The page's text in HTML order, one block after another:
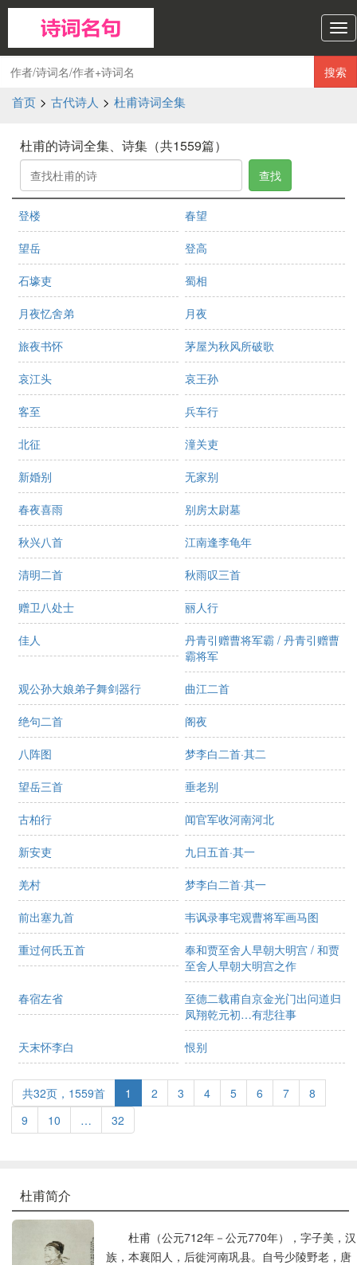
诗
词
名
句
搜索
首页 > 古代诗人 > 杜甫诗词全集
杜甫的诗词全集、诗集（共1559篇）
查找
登楼 春望
望岳 登高
石壕吏 蜀相
月夜忆舍弟 月夜
旅夜书怀 茅屋为秋风所破歌
哀江头 哀王孙
客至 兵车行
北征 潼关吏
新婚别 无家别
春夜喜雨 别房太尉墓
秋兴八首 江南逢李龟年
清明二首 秋雨叹三首
赠卫八处士 丽人行
佳人
丹青引赠曹将军霸 / 丹青引赠曹
霸将军
观公孙大娘弟子舞剑器行 曲江二首
绝句二首 阁夜
八阵图 梦李白二首·其二
望岳三首 垂老别
古柏行 闻官军收河南河北
新安吏 九日五首·其一
羌村 梦李白二首·其一
前出塞九首 韦讽录事宅观曹将军画马图
重过何氏五首
奉和贾至舍人早朝大明宫 / 和贾
至舍人早朝大明宫之作
春宿左省
至德二载甫自京金光门出问道归
凤翔乾元初…有悲往事
天末怀李白 恨别
共32页，1559首 1 2 3 4 5 6 7
8
9
10 … 32
杜甫简介
杜甫（公元712年－公元770年），字子美，汉
族，本襄阳人，后徙河南巩县。自号少陵野老，唐